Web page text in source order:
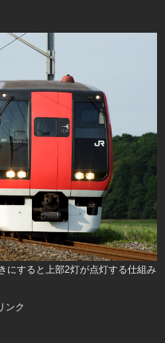
にすると上部2灯が点灯する仕組み
ンク